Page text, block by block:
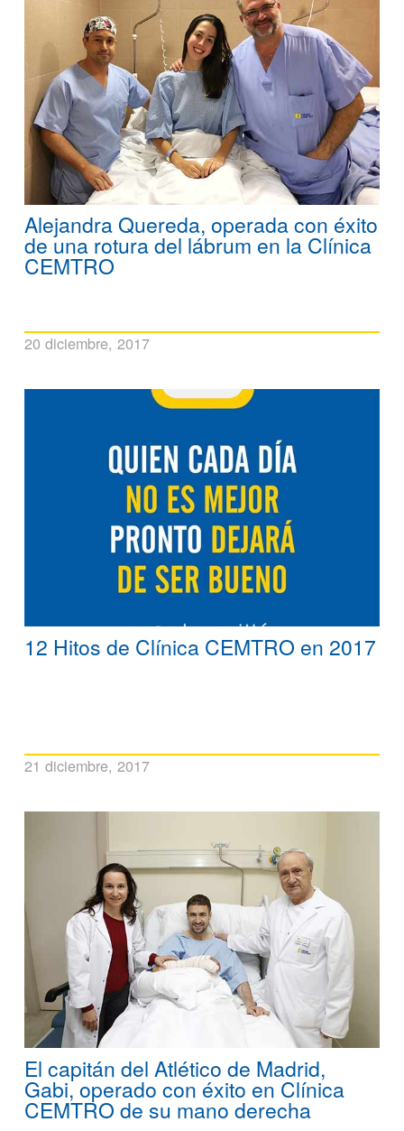
Alejandra Quereda, operada con éxito
de una rotura del lábrum en la Clínica
CEMTRO
20 diciembre, 2017
12 Hitos de Clínica CEMTRO en 2017
21 diciembre, 2017
El capitán del Atlético de Madrid,
Gabi, operado con éxito en Clínica
CEMTRO de su mano derecha